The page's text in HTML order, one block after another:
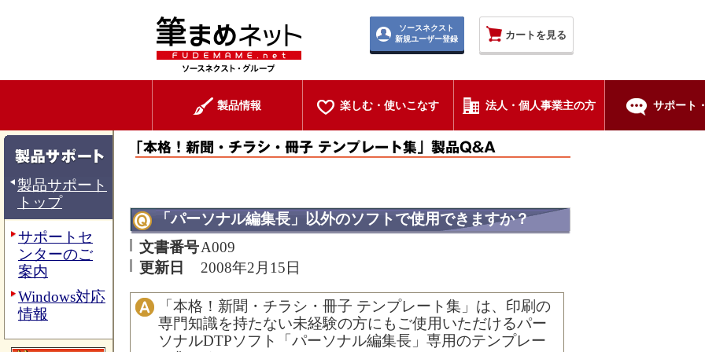
ソースネクスト
新規ユーザー登録
カートを見る
製品情報 楽しむ・使いこなす 法人・個人事業主の方 サポート
製品サポート
トップ
サポートセ
ンターのご
案内
Windows対応
情報
「パーソナル編集長」以外のソフトで使用できますか？
文書番号A009
更新日
2008年2月15日
「本格！新聞・チラシ・冊子 テンプレート集」は、印刷の
専門知識を持たない未経験の方にもご使用いただけるパー
ソナルDTPソフト「パーソナル編集長」専用のテンプレー